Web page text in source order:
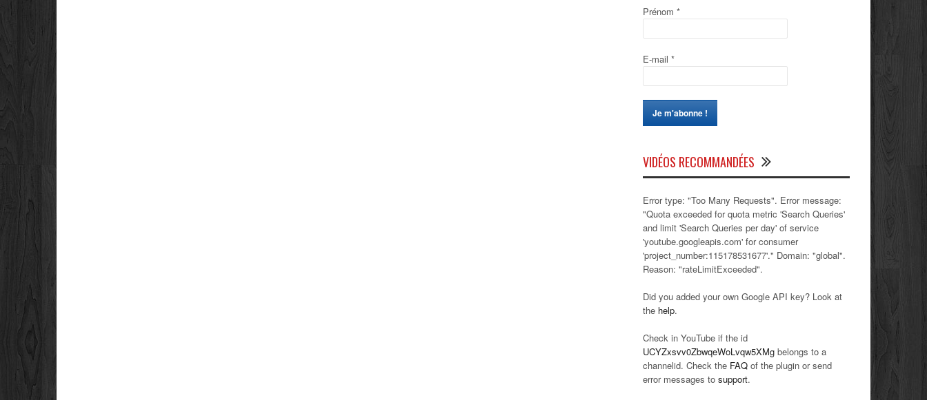
Prénom *
E-mail *
VIDÉOS RECOMMANDÉES
Error type: "Too Many Requests". Error message:
"Quota exceeded for quota metric 'Search Queries'
and limit 'Search Queries per day' of service
'youtube.googleapis.com' for consumer
'project_number:115178531677'." Domain: "global".
Reason: "rateLimitExceeded".
Did you added your own Google API key? Look at
the help.
Check in YouTube if the id
UCYZxsvv0ZbwqeWoLvqw5XMg belongs to a
channelid. Check the FAQ of the plugin or send
error messages to support.